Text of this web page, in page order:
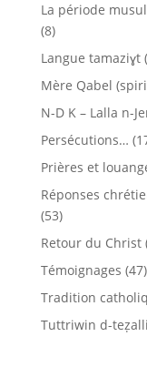
La période
(8)
Langue tamaziɣt
Mère Qabel
N-D K – Lalla n-
Persécutions…
Prières et
Réponses
(53)
Retour du Christ
Témoignages (47)
Tradition
Tuttriwin d-